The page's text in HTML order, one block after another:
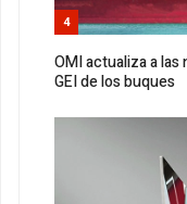
4
OMI actualiza a
GEI de los buques